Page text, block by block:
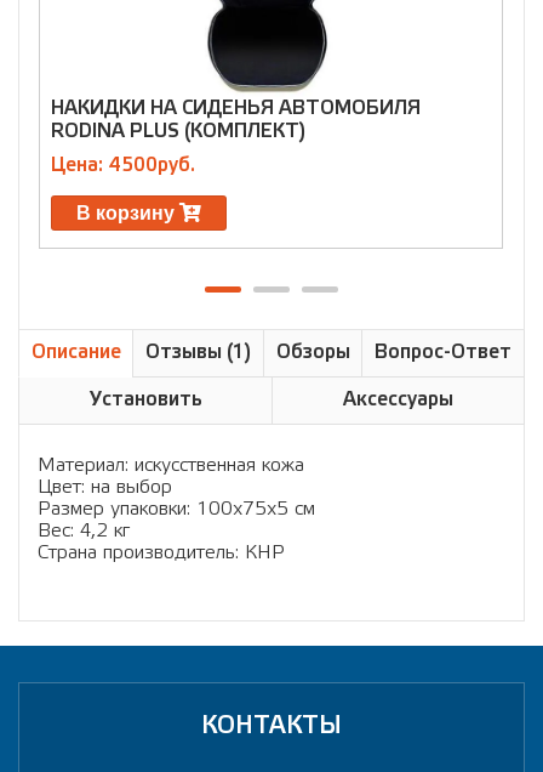
НАКИДКИ НА СИДЕНЬЯ АВТОМОБИЛЯ
RODINA PLUS (КОМПЛЕКТ)
Цена: 4500руб.
В корзину
Описание Отзывы (1) Обзоры Вопрос-Ответ
Установить Аксессуары
Материал: искусственная кожа
Цвет: на выбор
Размер упаковки: 100х75х5 см
Вес: 4,2 кг
Страна производитель: КНР
КОНТАКТЫ